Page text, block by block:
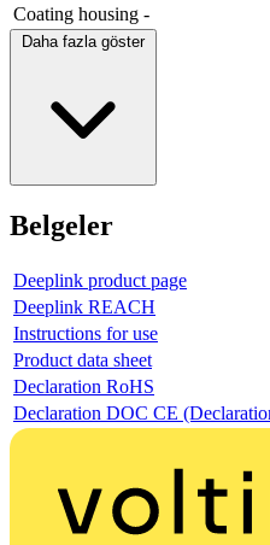
Coating housing -
Daha fazla göster
Belgeler
Deeplink product page
Deeplink REACH
Instructions for use
Product data sheet
Declaration RoHS
Declaration DOC CE